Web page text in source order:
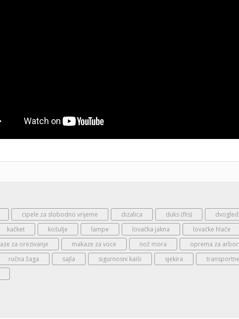
cipele za slobodno vrijeme dizalica duks (flis) dvogled
kačket košulje lampe lovačka jakna lovačke hlače
za orezivanje makaze za voce nož mora oprema za
ručna žaga sajla sigurnosni kaiši sjekira